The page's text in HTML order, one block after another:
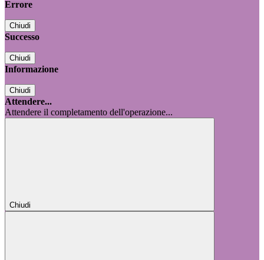
Errore
Chiudi
Successo
Chiudi
Informazione
Chiudi
Attendere...
Attendere il completamento dell'operazione...
Chiudi